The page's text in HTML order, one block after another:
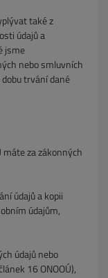
také z
údajů a
jsme
nebo smluvních
trvání dané
za zákonných
údajů a kopii
údajům,
údajů nebo
16 ONOOÚ),